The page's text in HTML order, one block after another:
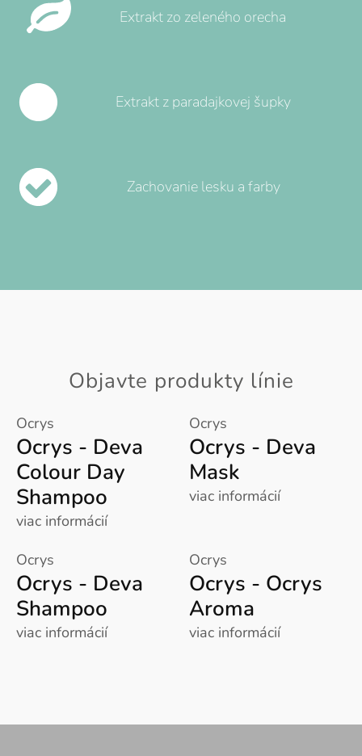
Extrakt zo zeleného orecha
Extrakt z paradajkovej šupky
Zachovanie lesku a farby
Objavte produkty línie
Ocrys
Ocrys - Deva
Colour Day
Shampoo
viac informácií
Ocrys
Ocrys - Deva
Mask
viac informácií
Ocrys
Ocrys - Deva
Shampoo
viac informácií
Ocrys
Ocrys - Ocrys
Aroma
viac informácií